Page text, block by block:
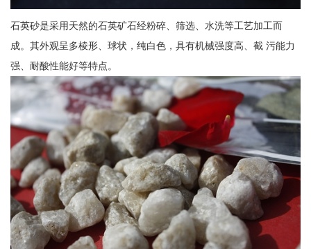
石英砂是采用天然的石英矿石经粉碎、筛选、水洗等工艺加工而
成。其外观呈多棱形、球状，纯白色，具有机械强度高、截 污能力
强、耐酸性能好等特点。